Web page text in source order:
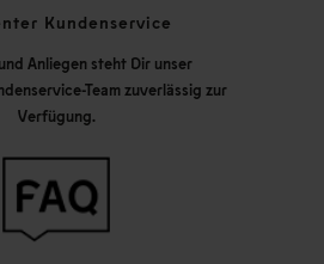
Kundenservice
Anliegen steht Dir unser
Team zuverlässig zur
Verfügung.